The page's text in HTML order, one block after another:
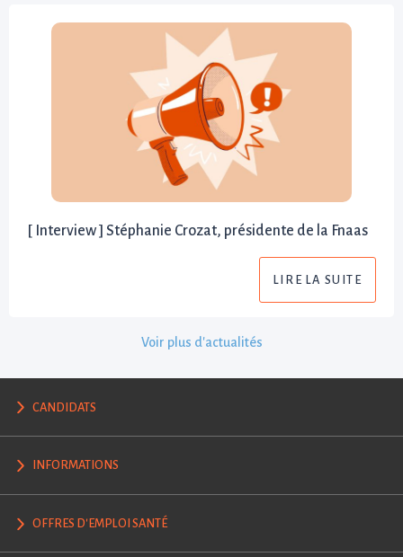
[ Interview ] Stéphanie Crozat, présidente de la Fnaas
LIRE LA SUITE
Voir plus d'actualités
CANDIDATS
INFORMATIONS
OFFRES D'EMPLOI SANTÉ